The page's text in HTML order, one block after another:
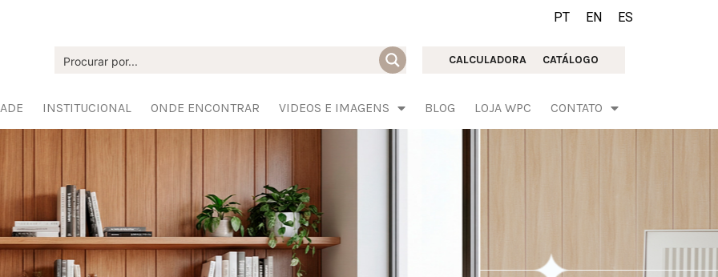
PT EN ES
CALCULADORA CATÁLOGO
INSTITUCIONAL ONDE ENCONTRAR VIDEOS E IMAGENS BLOG LOJA WPC CONTATO